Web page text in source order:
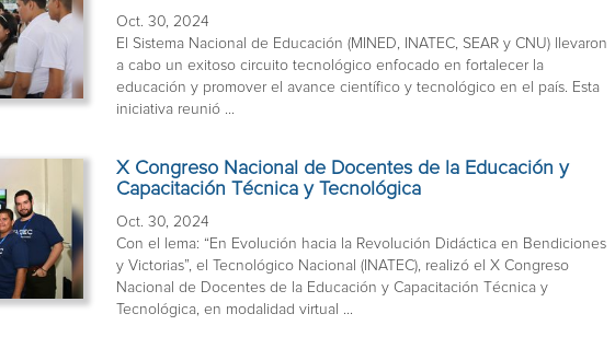
Oct. 30, 2024
El Sistema Nacional de Educación (MINED, INATEC, SEAR y CNU) llevaron
a cabo un exitoso circuito tecnológico enfocado en fortalecer la
educación y promover el avance científico y tecnológico en el país. Esta
iniciativa reunió ...
X Congreso Nacional de Docentes de la Educación y
Capacitación Técnica y Tecnológica
Oct. 30, 2024
Con el lema: “En Evolución hacia la Revolución Didáctica en Bendiciones
y Victorias”, el Tecnológico Nacional (INATEC), realizó el X Congreso
Nacional de Docentes de la Educación y Capacitación Técnica y
Tecnológica, en modalidad virtual ...